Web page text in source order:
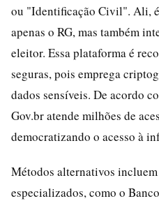
ou "Identificação Civil". Ali,
apenas o RG, mas também
eleitor. Essa plataforma é
seguras, pois emprega
dados sensíveis. De acordo
Gov.br atende milhões de
democratizando o acesso à
Métodos alternativos
especializados, como o